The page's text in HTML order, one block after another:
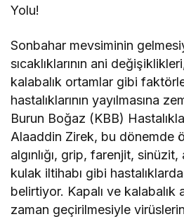
Yolu!
Sonbahar mevsiminin
sıcaklıklarının ani
kalabalık ortamlar gibi
hastalıklarının yayılmasına
Burun Boğaz (KBB)
Alaaddin Zirek, bu dönemde
algınlığı, grip, farenjit,
kulak iltihabı gibi
belirtiyor. Kapalı ve kalabalık
zaman geçirilmesiyle